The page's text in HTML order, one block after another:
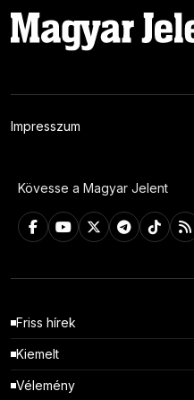
Impresszum
Kövesse a Magyar Jelent
Friss hírek
Kiemelt
Vélemény